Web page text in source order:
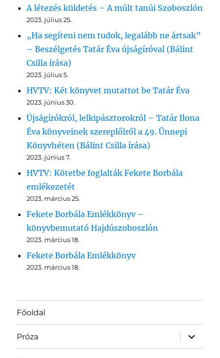
A létezés küldetés – A múlt tanúi Szoboszlón
2023. július 25.
„Ha segíteni nem tudok, legalább ne ártsak”
– Beszélgetés Tatár Éva újságíróval (Bálint
Csilla írása)
2023. július 5.
HVTV: Két könyvet mutattot be Tatár Éva
2023. június 30.
Újságírókról, lelkipásztorokról – Tatár Ilona
Éva könyveinek szereplőiről a 49. Ünnepi
Könyvhéten (Bálint Csilla írása)
2023. június 7.
HVTV: Kötetbe foglalták Fekete Borbála
emlékezetét
2023. március 25.
Fekete Borbála Emlékkönyv –
könyvbemutató Hajdúszoboszlón
2023. március 18.
Fekete Borbála Emlékkönyv
2023. március 18.
Főoldal
Próza
almenü